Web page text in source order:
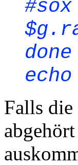
done
Falls